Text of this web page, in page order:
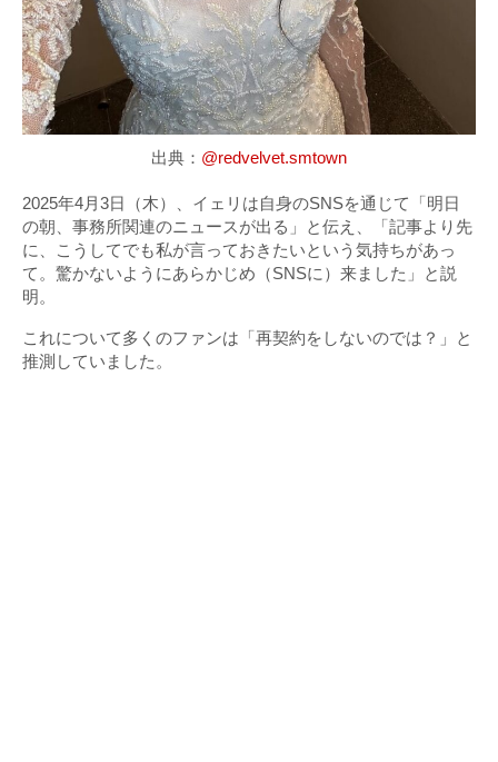
出典： @redvelvet.smtown
2025年4月3日（木）、イェリは自身のSNSを通じて「明日
の朝、事務所関連のニュースが出る」と伝え、「記事より先
に、こうしてでも私が言っておきたいという気持ちがあっ
て。驚かないようにあらかじめ（SNSに）来ました」と説
明。
これについて多くのファンは「再契約をしないのでは？」と
推測していました。